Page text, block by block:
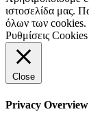
ιστοσελίδα μας.
όλων των cookies.
Ρυθμίσεις Cookies
Close
Privacy Overview